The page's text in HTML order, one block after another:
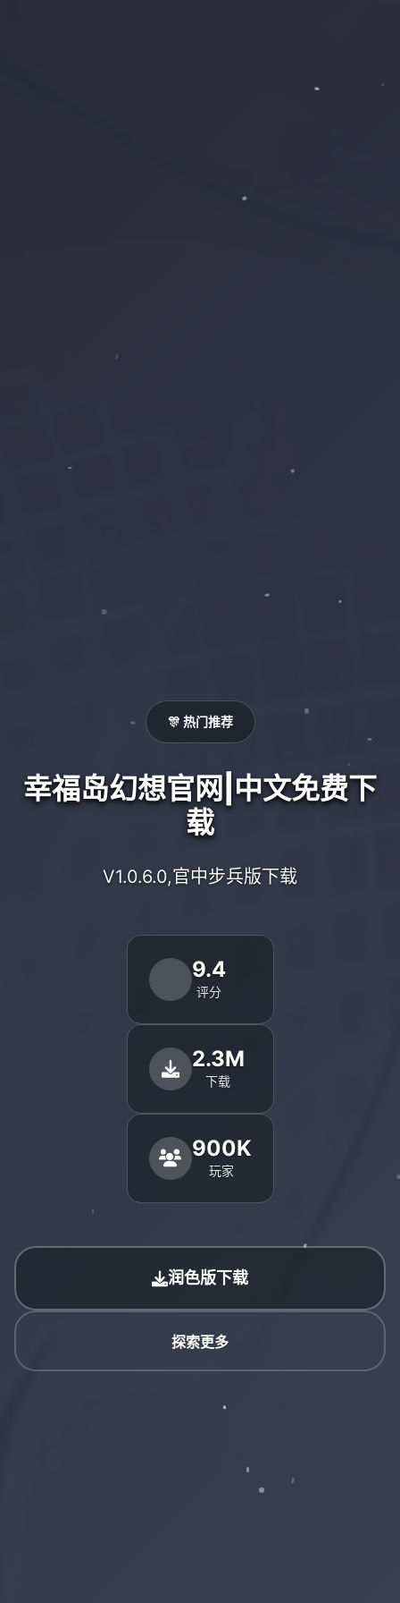
🎊 热门推荐
幸福岛幻想官网|中文免费下
载
V1.0.6.0,官中步兵版下载
9.4
评分
2.3M
下载
900K
玩家
润色版下载
探索更多